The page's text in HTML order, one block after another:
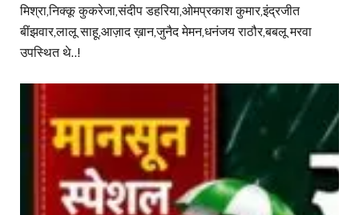
मिश्रा,निक्कू कुकरेजा,संदीप डहरिया,ओमप्रकाश कुमार,इंद्रजीत
बींझवार,लालू साहू,आज़ाद ख़ान,जुनैद मेमन,धनंजय राठौर,बबलू मरवा
उपस्थित थे..!